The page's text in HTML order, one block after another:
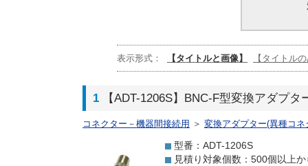
表示形式： 【タイトルと画像】 【タイトル
1 【ADT-1206S】BNC-F型変換アダプタ
コネクター－機器間接続用 ＞ 変換アダプター(異種コネ
型番：ADT-1206S
見積り対象個数：500個以上か